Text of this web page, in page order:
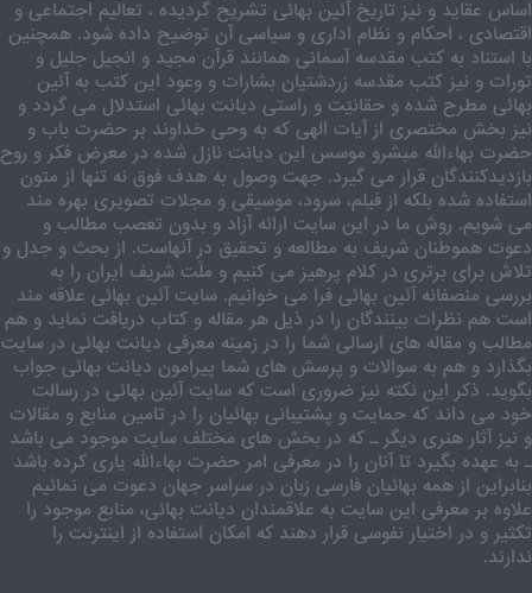
اساس عقاید و نیز تاریخ آئین بهائی تشریح گردیده ، تعالیم اجتماعی و
اقتصادی ، احکام و نظام اداری و سیاسی آن توضیح داده شود. همچنین
با استناد به کتب مقدسه آسمانی همانند قرآن مجید و انجیل جلیل و
تورات و نیز کتب مقدسه زردشتیان بشارات و وعود این کتب به آئین
بهائی مطرح شده و حقانیّت و راستی دیانت بهائی استدلال می گردد و
نیز بخش مختصری از آیات الهی که به وحی خداوند بر حضرت باب و
حضرت بهاءالله مبشرو موسس این دیانت نازل شده در معرض فکر و روح
بازدیدکنندگان قرار می گیرد. جهت وصول به هدف فوق نه تنها از متون
استفاده شده بلکه از فیلم، سرود، موسیقی و مجلات تصویری بهره مند
می شویم. روش ما در این سایت ارائه آزاد و بدون تعصب مطالب و
دعوت هموطنان شریف به مطالعه و تحقیق در آنهاست. از بحث و جدل و
تلاش برای برتری در کلام پرهیز می کنیم و ملّت شریف ایران را به
بررسی منصفانه آئین بهائی فرا می خوانیم. سایت آئین بهائی علاقه مند
است هم نظرات بینندگان را در ذیل هر مقاله و کتاب دریافت نماید و هم
مطالب و مقاله های ارسالی شما را در زمینه معرفی دیانت بهائی در سایت
بگذارد و هم به سوالات و پرسش های شما پیرامون دیانت بهائی جواب
بگوید. ذکر این نکته نیز ضروری است که سایت آئین بهائی در رسالت
خود می داند که حمایت و پشتیبانی بهائیان را در تامین منابع و مقالات
و نیز آثار هنری دیگر ـ که در بخش های مختلف سایت موجود می باشد
ـ به عهده بگیرد تا آنان را در معرفی امر حضرت بهاءالله یاری کرده باشد
بنابراین از همه بهائیان فارسی زبان در سراسر جهان دعوت می نمائیم
علاوه بر معرفی این سایت به علاقمندان دیانت بهائی، منابع موجود را
تکثیر و در اختیار نفوسی قرار دهند که امکان استفاده از اینترنت را
ندارند.